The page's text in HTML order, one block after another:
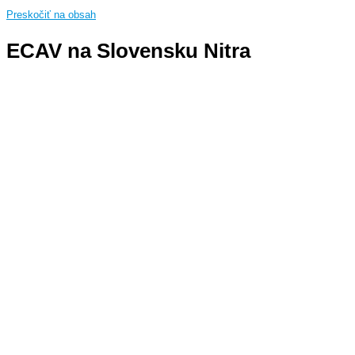
Preskočiť na obsah
ECAV na Slovensku Nitra